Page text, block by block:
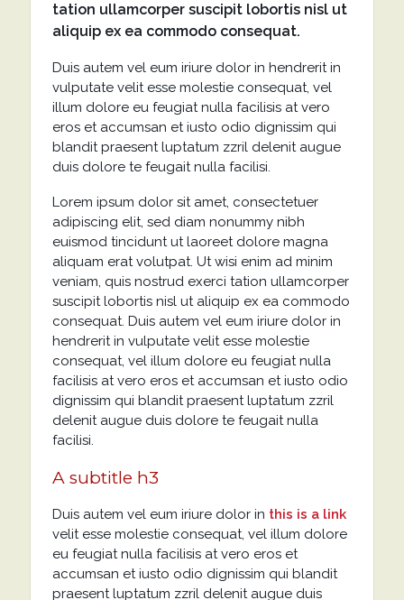
tation ullamcorper suscipit lobortis nisl ut
aliquip ex ea commodo consequat.
Duis autem vel eum iriure dolor in hendrerit in
vulputate velit esse molestie consequat, vel
illum dolore eu feugiat nulla facilisis at vero
eros et accumsan et iusto odio dignissim qui
blandit praesent luptatum zzril delenit augue
duis dolore te feugait nulla facilisi.
Lorem ipsum dolor sit amet, consectetuer
adipiscing elit, sed diam nonummy nibh
euismod tincidunt ut laoreet dolore magna
aliquam erat volutpat. Ut wisi enim ad minim
veniam, quis nostrud exerci tation ullamcorper
suscipit lobortis nisl ut aliquip ex ea commodo
consequat. Duis autem vel eum iriure dolor in
hendrerit in vulputate velit esse molestie
consequat, vel illum dolore eu feugiat nulla
facilisis at vero eros et accumsan et iusto odio
dignissim qui blandit praesent luptatum zzril
delenit augue duis dolore te feugait nulla
facilisi.
A subtitle h3
Duis autem vel eum iriure dolor in this is a link
velit esse molestie consequat, vel illum dolore
eu feugiat nulla facilisis at vero eros et
accumsan et iusto odio dignissim qui blandit
praesent luptatum zzril delenit augue duis